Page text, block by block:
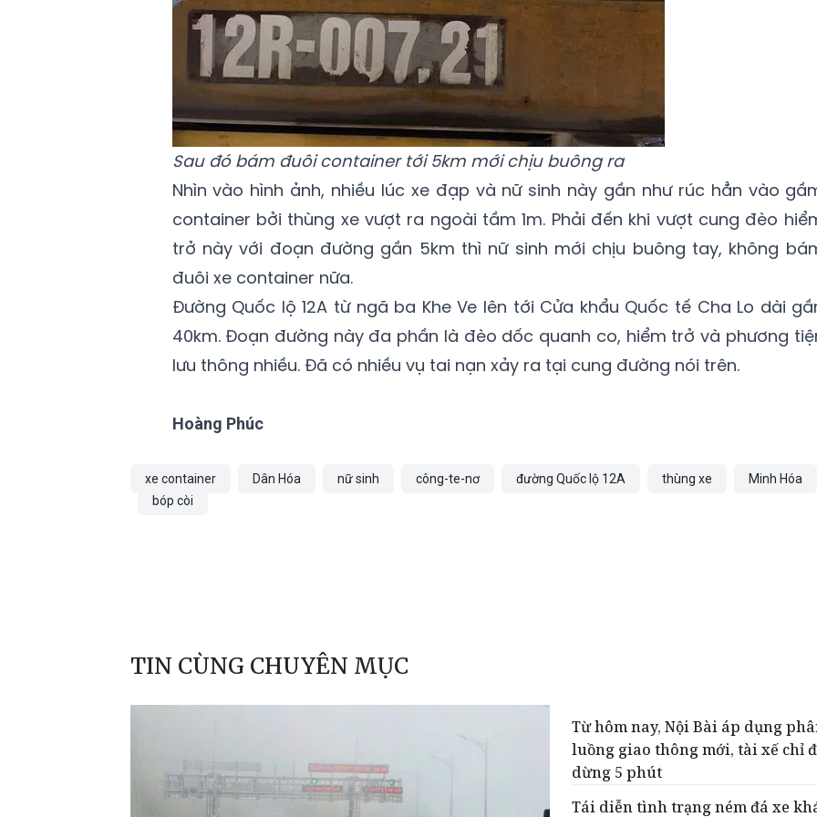
Sau đó bám đuôi container tới 5km mới chịu buông ra
Nhìn vào hình ảnh, nhiều lúc xe đạp và nữ sinh này gần như rúc hẳn vào
container bởi thùng xe vượt ra ngoài tầm 1m. Phải đến khi vượt cung đèo
trở này với đoạn đường gần 5km thì nữ sinh mới chịu buông tay, không
đuôi xe container nữa.
Đường Quốc lộ 12A từ ngã ba Khe Ve lên tới Cửa khẩu Quốc tế Cha Lo dài
40km. Đoạn đường này đa phần là đèo dốc quanh co, hiểm trở và phương
lưu thông nhiều. Đã có nhiều vụ tai nạn xảy ra tại cung đường nói trên.
Hoàng Phúc
xe container Dân Hóa nữ sinh công-te-nơ đường Quốc lộ 12A thùng xe
Minh Hóa
bóp còi
TIN CÙNG CHUYÊN MỤC
Từ hôm nay, Nội Bài áp dụng
luồng giao thông mới, tài xế chỉ
dừng 5 phút
Tái diễn tình trạng ném đá xe